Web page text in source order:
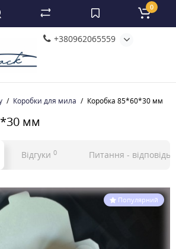
+380962065559
0
Коробки для мила Коробка 85*60*30 мм
мм
Відгуки 0 Питання - відповідь
Популярний